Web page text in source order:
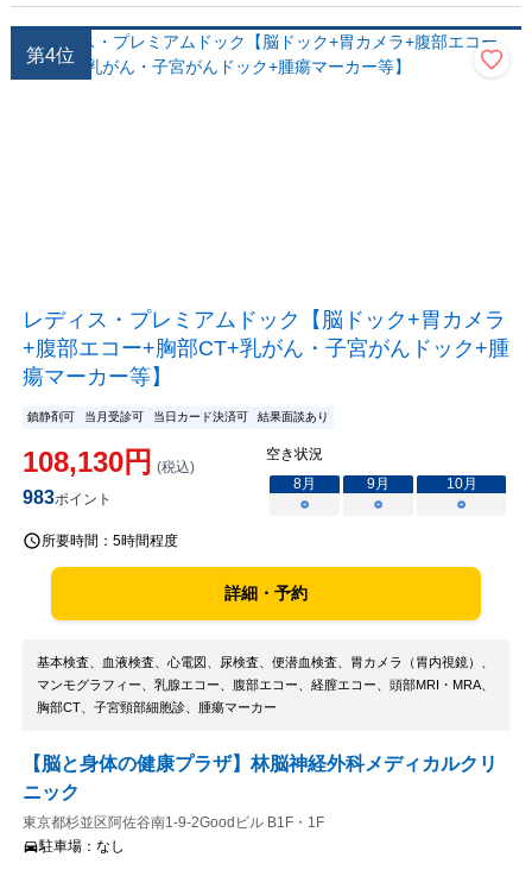
第4位
レディス・プレミアムドック【脳ドック+胃カメラ
+腹部エコー+胸部CT+乳がん・子宮がんドック+腫
瘍マーカー等】
鎮静剤可 当月受診可 当日カード決済可 結果面談あり
108,130円 (税込)
983ポイント
空き状況
8月 9月 10月
○
○ ○
所要時間： 5時間程度
詳細・予約
基本検査、血液検査、心電図、尿検査、便潜血検査、胃カメラ（胃内視鏡）、
マンモグラフィー、乳腺エコー、腹部エコー、経膣エコー、頭部MRI・MRA、
胸部CT、子宮頸部細胞診、腫瘍マーカー
【脳と身体の健康プラザ】林脳神経外科メディカルクリ
ニック
東京都杉並区阿佐谷南1-9-2Goodビル B1F・1F
駐車場： なし